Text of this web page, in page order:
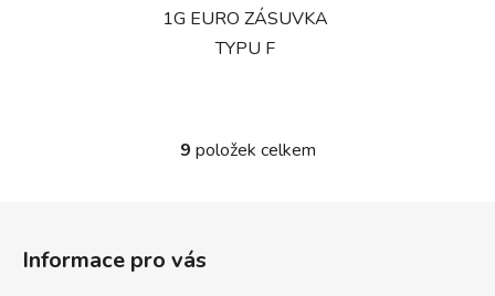
1G EURO ZÁSUVKA
TYPU F
O
9 položek celkem
Informace pro vás